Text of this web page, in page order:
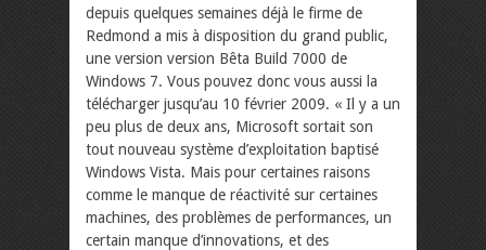
depuis quelques semaines déjà le firme de
Redmond a mis à disposition du grand public,
une version version Bêta Build 7000 de
Windows 7. Vous pouvez donc vous aussi la
télécharger jusqu’au 10 février 2009. « Il y a un
peu plus de deux ans, Microsoft sortait son
tout nouveau système d’exploitation baptisé
Windows Vista. Mais pour certaines raisons
comme le manque de réactivité sur certaines
machines, des problèmes de performances, un
certain manque d’innovations, et des